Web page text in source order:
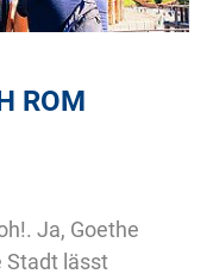
ROM
Ja, Goethe
Stadt lässt